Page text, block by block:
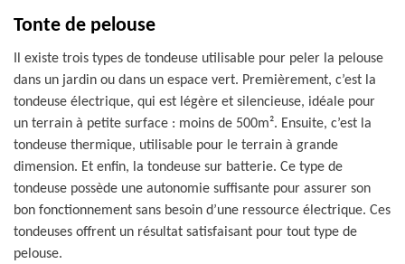
Tonte de pelouse
Il existe trois types de tondeuse utilisable pour peler la pelouse
dans un jardin ou dans un espace vert. Premièrement, c’est la
tondeuse électrique, qui est légère et silencieuse, idéale pour
un terrain à petite surface : moins de 500m². Ensuite, c’est la
tondeuse thermique, utilisable pour le terrain à grande
dimension. Et enfin, la tondeuse sur batterie. Ce type de
tondeuse possède une autonomie suffisante pour assurer son
bon fonctionnement sans besoin d’une ressource électrique. Ces
tondeuses offrent un résultat satisfaisant pour tout type de
pelouse.